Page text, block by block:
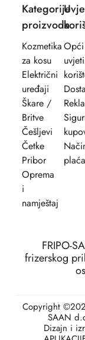
Kategorije
proizvoda
Kozmetika
za kosu
Električni
uređaji
Škare /
Britve
Češljevi
Četke
Pribor
Oprema
i
namještaj
Opći
uvjeti
FRIPO-
frizerskog
Copyright
SAAN
Dizajn i